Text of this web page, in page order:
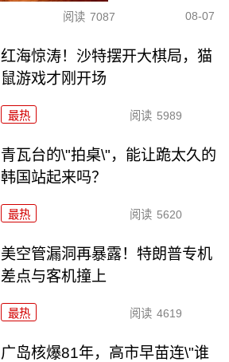
阅读 7087 08-07
红海惊涛！沙特摆开大棋局，猫
鼠游戏才刚开场
最热 阅读 5989
青瓦台的\"拍桌\"，能让跪太久的
韩国站起来吗？
最热 阅读 5620
美空管漏洞再暴露！特朗普专机
差点与客机撞上
最热 阅读 4619
广岛核爆81年，高市早苗连\"谁